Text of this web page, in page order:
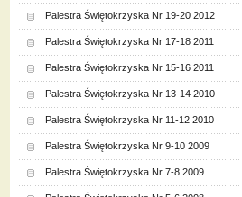
Palestra Świętokrzyska Nr 19-20 2012
Palestra Świętokrzyska Nr 17-18 2011
Palestra Świętokrzyska Nr 15-16 2011
Palestra Świętokrzyska Nr 13-14 2010
Palestra Świętokrzyska Nr 11-12 2010
Palestra Świętokrzyska Nr 9-10 2009
Palestra Świętokrzyska Nr 7-8 2009